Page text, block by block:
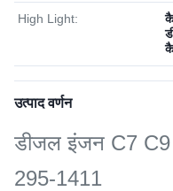
High Light:
उत्पाद वर्णन
डीजल इंजन C7
295-1411